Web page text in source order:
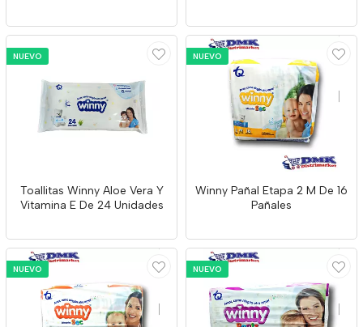
NUEVO
Toallitas Winny Aloe Vera Y
Vitamina E De 24 Unidades
NUEVO
Winny Pañal Etapa 2 M De 16
Pañales
NUEVO NUEVO